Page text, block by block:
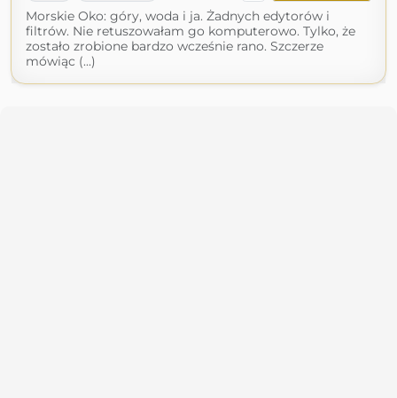
Morskie Oko: góry, woda i ja. Żadnych edytorów i
filtrów. Nie retuszowałam go komputerowo. Tylko, że
zostało zrobione bardzo wcześnie rano. Szczerze
mówiąc (...)